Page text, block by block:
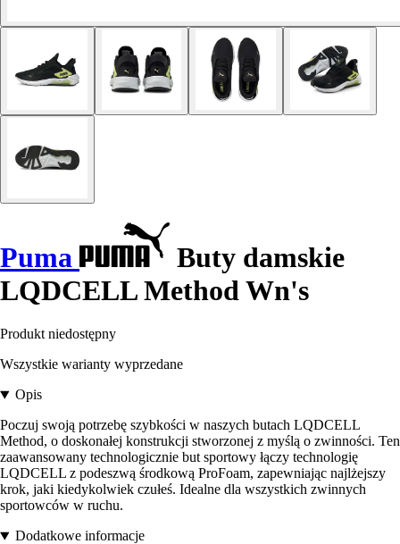
Puma
Buty damskie
LQDCELL Method Wn's
Produkt niedostępny
Wszystkie warianty wyprzedane
Opis
Poczuj swoją potrzebę szybkości w naszych butach LQDCELL
Method, o doskonałej konstrukcji stworzonej z myślą o zwinności. Ten
zaawansowany technologicznie but sportowy łączy technologię
LQDCELL z podeszwą środkową ProFoam, zapewniając najlżejszy
krok, jaki kiedykolwiek czułeś. Idealne dla wszystkich zwinnych
sportowców w ruchu.
Dodatkowe informacje